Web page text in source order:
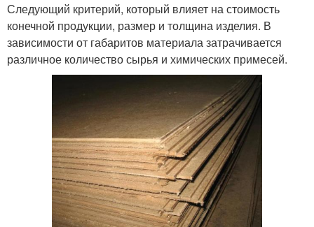
Следующий критерий, который влияет на стоимость
конечной продукции, размер и толщина изделия. В
зависимости от габаритов материала затрачивается
различное количество сырья и химических примесей.